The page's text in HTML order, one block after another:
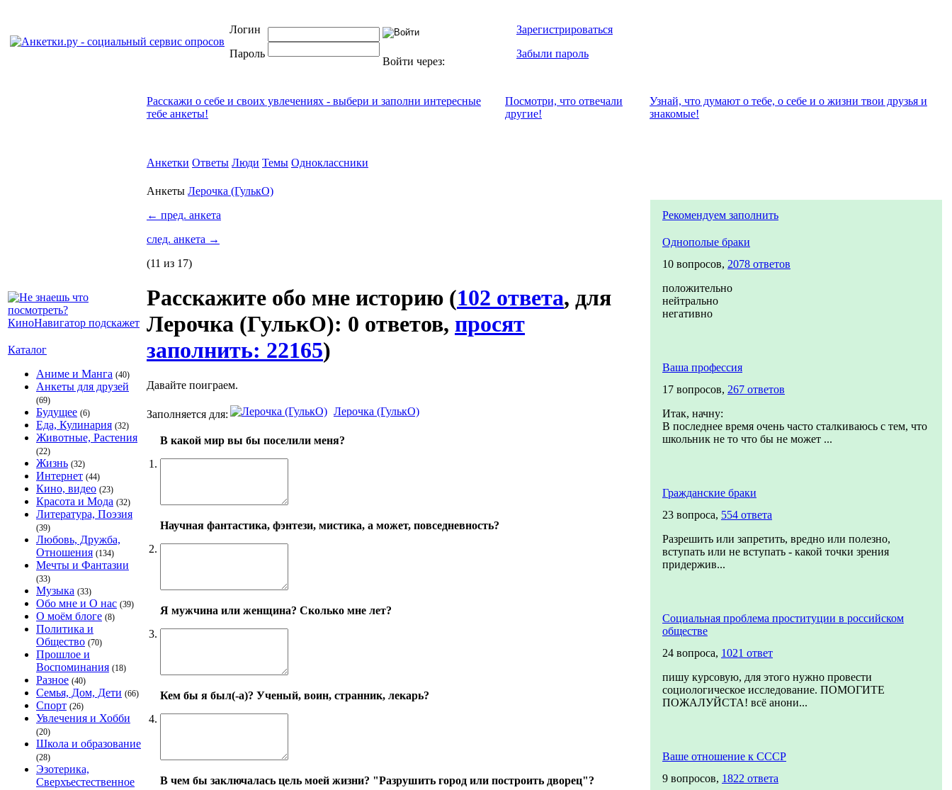
Логин
Пароль
Войти через:
Зарегистрироваться
Забыли пароль
Каталог
Аниме и Манга (40)
Анкеты для друзей
(69)
Будущее (6)
Еда, Кулинария (32)
Животные, Растения
(22)
Жизнь (32)
Интернет (44)
Кино, видео (23)
Красота и Мода (32)
Литература, Поэзия
(39)
Любовь, Дружба,
Отношения (134)
Мечты и Фантазии
(33)
Музыка (33)
Обо мне и О нас (39)
О моём блоге (8)
Политика и
Общество (70)
Прошлое и
Воспоминания (18)
Разное (40)
Семья, Дом, Дети (66)
Спорт (26)
Увлечения и Хобби
(20)
Школа и образование
(28)
Эзотерика,
Сверхъестественное
Расскажи о себе и своих увлечениях - выбери и заполни интересные
тебе анкеты!
Посмотри, что отвeчали
другие!
Узнай, что думают о тебе, о себе и о жизни твои друзья и
знакомые!
Анкетки Ответы Люди Темы Одноклассники
Анкеты Лерочка (ГулькО)
← пред. анкета
след. анкета →
(11 из 17)
Расскажите обо мне историю (102 ответа, для
Лерочка (ГулькО): 0 ответов, просят
заполнить: 22165)
Давайте поиграем.
Заполняется для: Лерочка (ГулькО)
1.
В какой мир вы бы поселили меня?
2.
Научная фантастика, фэнтези, мистика, а может, повседневность?
3.
Я мужчина или женщина? Сколько мне лет?
4.
Кем бы я был(-а)? Ученый, воин, странник, лекарь?
В чем бы заключалась цель моей жизни? "Разрушить город или построить дворец"?
Рекомендуем заполнить
Однополые браки
10 вопросов, 2078 ответов
положительно
нейтрально
негативно
Ваша профессия
17 вопросов, 267 ответов
Итак, начну:
В последнее время очень часто сталкиваюсь с тем, что
школьник не то что бы не может ...
Гражданские браки
23 вопроса, 554 ответа
Разрешить или запретить, вредно или полезно,
вступать или не вступать - какой точки зрения
придержив...
Социальная проблема проституции в российском
обществе
24 вопроса, 1021 ответ
пишу курсовую, для этого нужно провести
социологическое исследование. ПОМОГИТЕ
ПОЖАЛУЙСТА! всё анони...
Ваше отношение к СССР
9 вопросов, 1822 ответа